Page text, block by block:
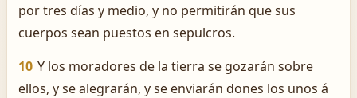
por tres días y medio, y no permitirán que sus
cuerpos sean puestos en sepulcros.
10 Y los moradores de la tierra se gozarán sobre
ellos, y se alegrarán, y se enviarán dones los unos á